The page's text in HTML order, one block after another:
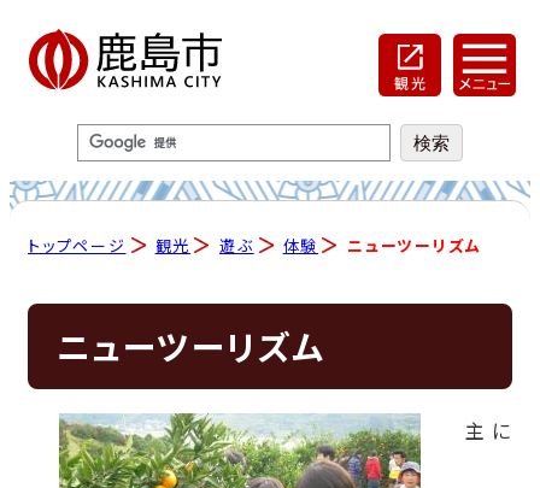
トップページ 観光 遊ぶ 体験 ニューツーリズム
ニューツーリズム
主に